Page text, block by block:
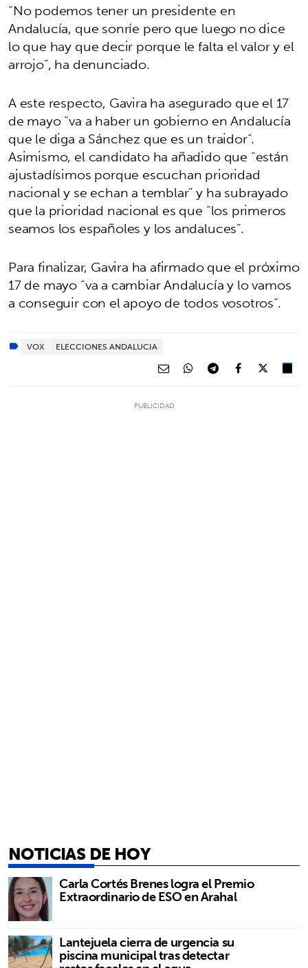
“No podemos tener un presidente en
Andalucía, que sonríe pero que luego no dice
lo que hay que decir porque le falta el valor y el
arrojo”, ha denunciado.
A este respecto, Gavira ha asegurado que el 17
de mayo “va a haber un gobierno en Andalucía
que le diga a Sánchez que es un traidor”.
Asimismo, el candidato ha añadido que “están
ajustadísimos porque escuchan prioridad
nacional y se echan a temblar” y ha subrayado
que la prioridad nacional es que “los primeros
seamos los españoles y los andaluces”.
Para finalizar, Gavira ha afirmado que el próximo
17 de mayo “va a cambiar Andalucía y lo vamos
a conseguir con el apoyo de todos vosotros”.
VOX ELECCIONES ANDALUCIA
NOTICIAS DE HOY
Carla Cortés Brenes logra el Premio
Extraordinario de ESO en Arahal
Lantejuela cierra de urgencia su
piscina municipal tras detectar